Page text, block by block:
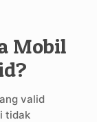
Mobil
tidak